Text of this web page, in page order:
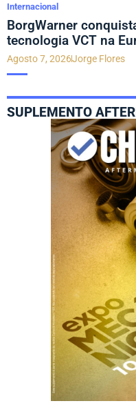
Internacional
BorgWarner
tecnologia VCT na
Agosto 7, 2026Jorge Flores
SUPLEMENTO